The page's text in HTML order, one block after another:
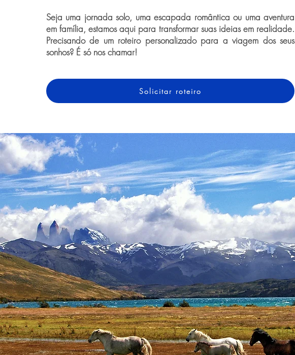
Seja uma jornada solo, uma escapada romântica ou uma aventura
em família, estamos aqui para transformar suas ideias em realidade.
Precisando de um roteiro personalizado para a viagem dos seus
sonhos? É só nos chamar!
Solicitar roteiro